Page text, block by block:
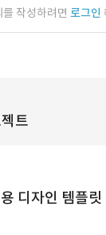
작성하려면 로그인
트
디자인 템플릿